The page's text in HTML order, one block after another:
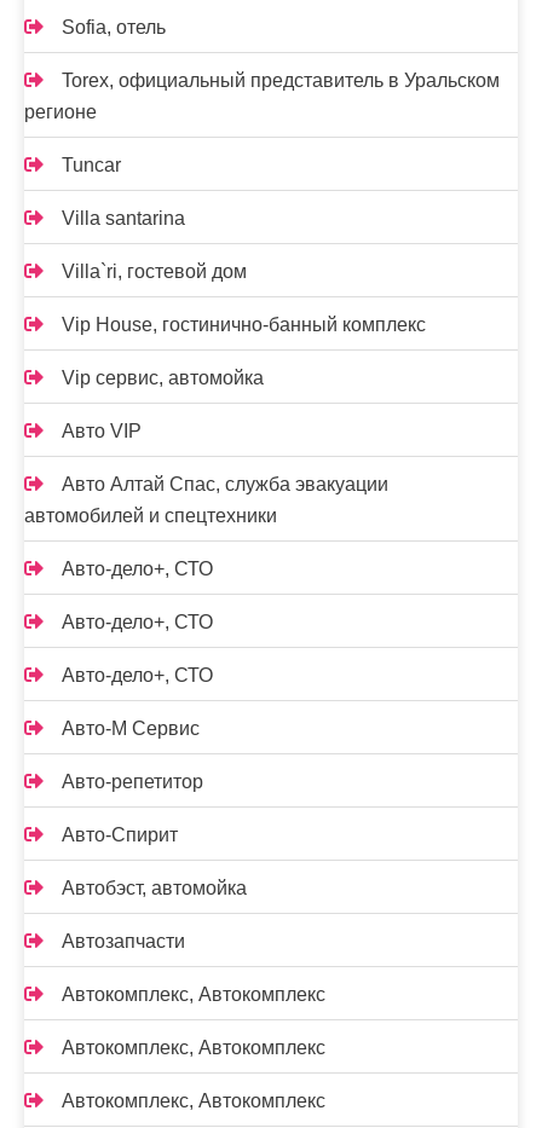
Sofia, отель
Torex, официальный представитель в Уральском
регионе
Tuncar
Villa santarina
Villa`ri, гостевой дом
Vip House, гостинично-банный комплекс
Vip сервис, автомойка
Авто VIP
Авто Алтай Спас, служба эвакуации
автомобилей и спецтехники
Авто-дело+, СТО
Авто-дело+, СТО
Авто-дело+, СТО
Авто-М Сервис
Авто-репетитор
Авто-Спирит
Автобэст, автомойка
Автозапчасти
Автокомплекс, Автокомплекс
Автокомплекс, Автокомплекс
Автокомплекс, Автокомплекс